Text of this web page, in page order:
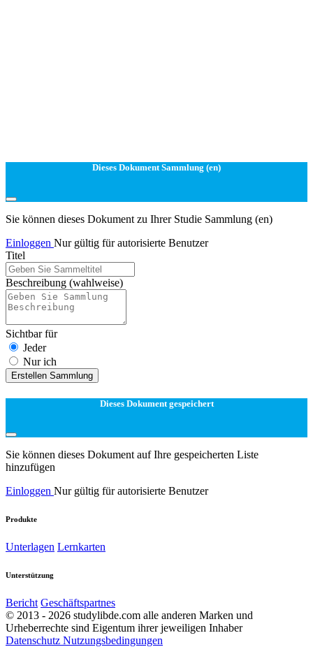
Dieses Dokument Sammlung (en)
Sie können dieses Dokument zu Ihrer Studie Sammlung (en)
Einloggen Nur gültig für autorisierte Benutzer
Titel
Beschreibung (wahlweise)
Sichtbar für
Jeder
Nur ich
Erstellen Sammlung
Dieses Dokument gespeichert
Sie können dieses Dokument auf Ihre gespeicherten Liste
hinzufügen
Einloggen Nur gültig für autorisierte Benutzer
Produkte
Unterlagen Lernkarten
Unterstützung
Bericht Geschäftspartnes
© 2013 - 2026 studylibde.com alle anderen Marken und
Urheberrechte sind Eigentum ihrer jeweiligen Inhaber
Datenschutz Nutzungsbedingungen